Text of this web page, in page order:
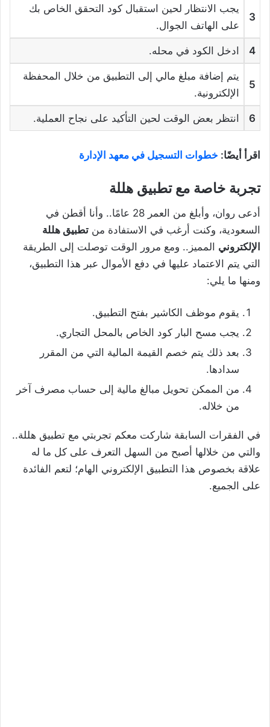
3
يجب الانتظار لحين استقبال كود التحقق الخاص بك
على الهاتف الجوال.
4 ادخل الكود في محله.
5
يتم إضافة مبلغ مالي إلى التطبيق من خلال المحفظة
الإلكترونية.
6 انتظر بعض الوقت لحين التأكيد على نجاح العملية.
اقرأ أيضًا: خطوات التسجيل في معهد الإدارة
تجربة خاصة مع تطبيق هللة
أدعى روان، وأبلغ من العمر 28 عامًا.. وأنا أقطن في
السعودية، وكنت أرغب في الاستفادة من تطبيق هللة
الإلكتروني المميز.. ومع مرور الوقت توصلت إلى الطريقة
التي يتم الاعتماد عليها في دفع الأموال عبر هذا التطبيق،
ومنها ما يلي:
يقوم موظف الكاشير بفتح التطبيق.
يجب مسح البار كود الخاص بالمحل التجاري.
بعد ذلك يتم خصم القيمة المالية التي من المقرر
سدادها.
من الممكن تحويل مبالغ مالية إلى حساب مصرف آخر
من خلاله.
في الفقرات السابقة شاركت معكم تجربتي مع تطبيق هللة..
والتي من خلالها أصبح من السهل التعرف على كل ما له
علاقة بخصوص هذا التطبيق الإلكتروني الهام؛ لتعم الفائدة
على الجميع.